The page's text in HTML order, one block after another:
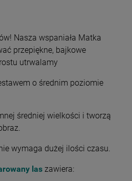
Nasza wspaniała Matka
przepiękne, bajkowe
utrwalamy
o średnim poziomie
średniej wielkości i tworzą
wymaga dużej ilości czasu.
las zawiera: